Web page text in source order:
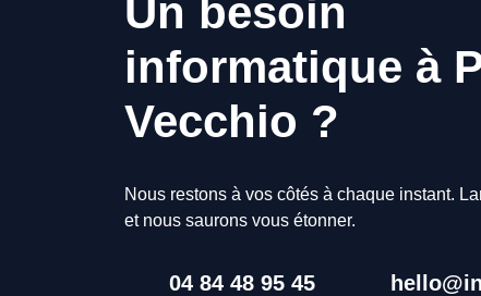
Un besoin
informatique à
Vecchio ?
Nous restons à vos côtés à chaque instant.
et nous saurons vous étonner.
04 84 48 95 45